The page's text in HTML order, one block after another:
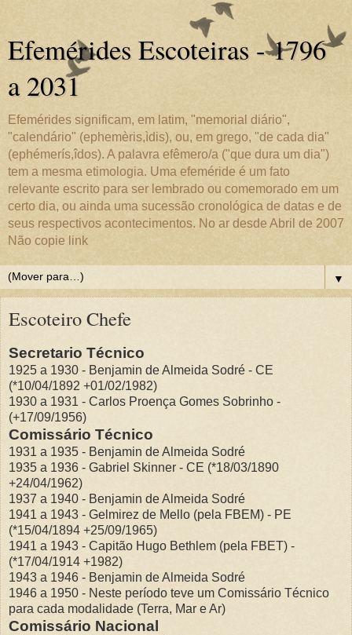
Efemérides Escoteiras - 1796
a 2031
Efemérides significam, em latim, "memorial diário",
"calendário" (ephemèris,ìdis), ou, em grego, "de cada dia"
(ephémerís,îdos). A palavra efêmero/a ("que dura um dia")
tem a mesma etimologia. Uma efeméride é um fato
relevante escrito para ser lembrado ou comemorado em um
certo dia, ou ainda uma sucessão cronológica de datas e de
seus respectivos acontecimentos. No ar desde Abril de 2007
Não copie link
▼
Escoteiro Chefe
Secretario Técnico
1925 a 1930 - Benjamin de Almeida Sodré - CE
(*10/04/1892 +01/02/1982)
1930 a 1931 - Carlos Proença Gomes Sobrinho -
(+17/09/1956)
Comissário Técnico
1931 a 1935 - Benjamin de Almeida Sodré
1935 a 1936 - Gabriel Skinner - CE (*18/03/1890
+24/04/1962)
1937 a 1940 - Benjamin de Almeida Sodré
1941 a 1943 - Gelmirez de Mello (pela FBEM) - PE
(*15/04/1894 +25/09/1965)
1941 a 1943 - Capitão Hugo Bethlem (pela FBET) -
(*17/04/1914 +1982)
1943 a 1946 - Benjamin de Almeida Sodré
1946 a 1950 - Neste período teve um Comissário Técnico
para cada modalidade (Terra, Mar e Ar)
Comissário Nacional